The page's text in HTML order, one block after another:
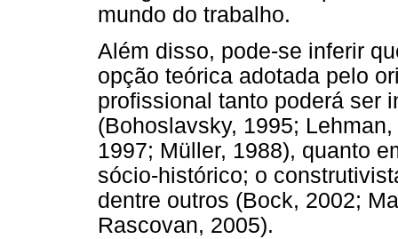
mundo do trabalho.
Além disso, pode-se inferir
opção teórica adotada pelo
profissional tanto poderá ser
(Bohoslavsky, 1995;
1997; Müller, 1988), quanto
sócio-histórico; o
dentre outros (Bock, 2002;
Rascovan, 2005).